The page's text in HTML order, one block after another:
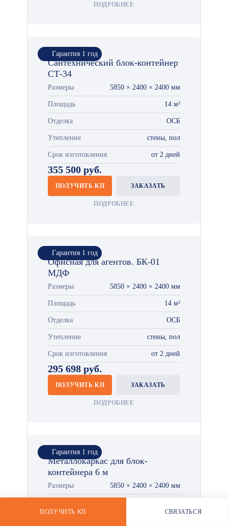
ПОДРОБНЕЕ
Гарантия 1 год
Сантехнический блок-контейнер
СТ-34
Размеры 5850 × 2400 × 2400 мм
Площадь 14 м²
Отделка ОСБ
Утепление стены, пол
Срок изготовления от 2 дней
355 500 руб.
ПОЛУЧИТЬ КП ЗАКАЗАТЬ
ПОДРОБНЕЕ
Гарантия 1 год
Офисная для агентов. БК-01
МДФ
Размеры 5850 × 2400 × 2400 мм
Площадь 14 м²
Отделка ОСБ
Утепление стены, пол
Срок изготовления от 2 дней
295 698 руб.
ПОЛУЧИТЬ КП ЗАКАЗАТЬ
ПОДРОБНЕЕ
Гарантия 1 год
Металлокаркас для блок-
контейнера 6 м
Размеры 5850 × 2400 × 2400 мм
ПОЛУЧИТЬ КП СВЯЗАТЬСЯ